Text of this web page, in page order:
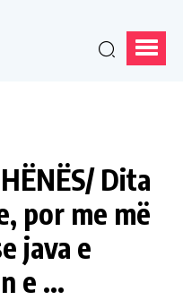
Dita
por me më
java e
e …